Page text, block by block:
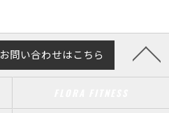
お問い合わせはこちら